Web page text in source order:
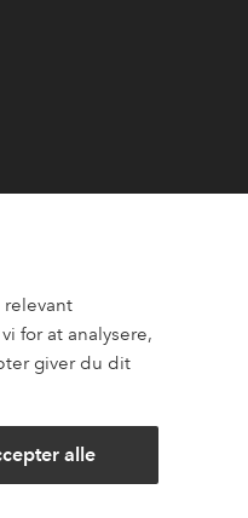
for at analysere,
giver du dit
alle